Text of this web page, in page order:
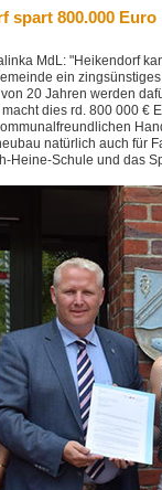
spart 800.000 Euro
MdL: "Heikendorf
ein
20 Jahren werden
dies rd. 800 000 €
natürlich auch für
Heine-Schule und das